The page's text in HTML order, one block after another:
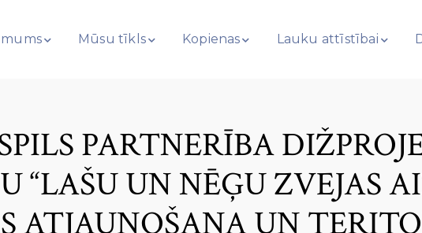
Mūsu tīkls Kopienas Lauku attīstībai
PARTNERĪBA
“LAŠU UN NĒĢU ZVEJAS
ATJAUNOŠANA UN